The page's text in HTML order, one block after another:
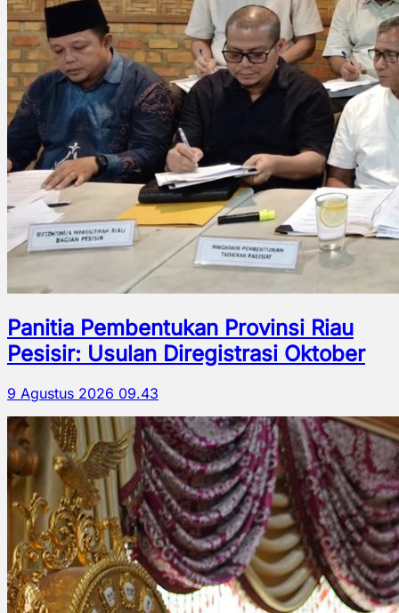
Panitia Pembentukan Provinsi Riau
Pesisir: Usulan Diregistrasi Oktober
9 Agustus 2026 09.43